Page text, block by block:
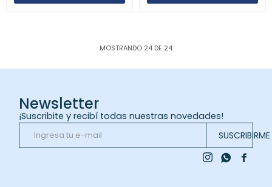
MOSTRANDO 24 DE 24
Newsletter
¡Suscribite y recibí todas nuestras novedades!
SUSCRIBIRME

 